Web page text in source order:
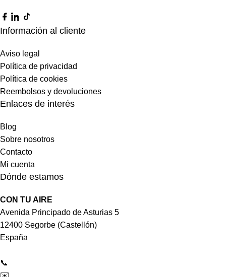
Información al cliente
Aviso legal
Política de privacidad
Política de cookies
Reembolsos y devoluciones
Enlaces de interés
Blog
Sobre nosotros
Contacto
Mi cuenta
Dónde estamos
CON TU AIRE
Avenida Principado de Asturias 5
12400 Segorbe (Castellón)
España
📞